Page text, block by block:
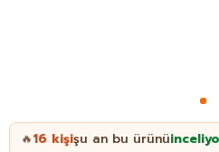
🔥16 kişişu an bu ürünü